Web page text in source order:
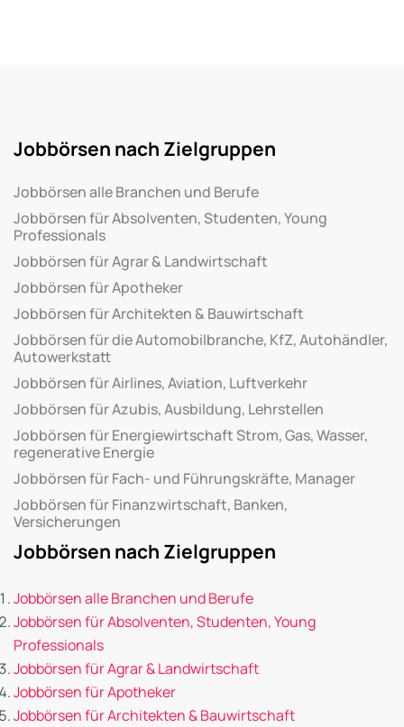
Jobbörsen nach Zielgruppen
Jobbörsen alle Branchen und Berufe
Jobbörsen für Absolventen, Studenten, Young
Professionals
Jobbörsen für Agrar & Landwirtschaft
Jobbörsen für Apotheker
Jobbörsen für Architekten & Bauwirtschaft
Jobbörsen für die Automobilbranche, KfZ, Autohändler,
Autowerkstatt
Jobbörsen für Airlines, Aviation, Luftverkehr
Jobbörsen für Azubis, Ausbildung, Lehrstellen
Jobbörsen für Energiewirtschaft Strom, Gas, Wasser,
regenerative Energie
Jobbörsen für Fach- und Führungskräfte, Manager
Jobbörsen für Finanzwirtschaft, Banken,
Versicherungen
Jobbörsen nach Zielgruppen
Jobbörsen alle Branchen und Berufe
Jobbörsen für Absolventen, Studenten, Young
Professionals
Jobbörsen für Agrar & Landwirtschaft
Jobbörsen für Apotheker
Jobbörsen für Architekten & Bauwirtschaft